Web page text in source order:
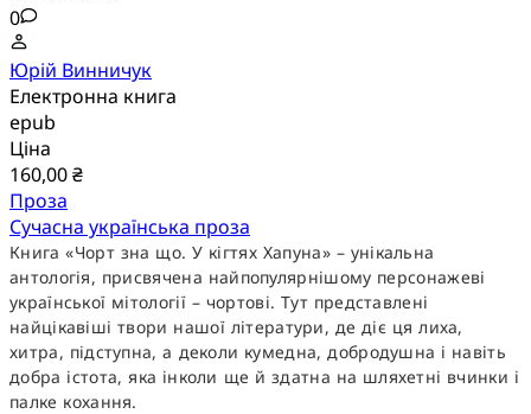
0
Юрій Винничук
Електронна книга
epub
Ціна
160,00 ₴
Проза
Сучасна українська проза
Книга «Чорт зна що. У кігтях Хапуна» – унікальна
антологія, присвячена найпопулярнішому персонажеві
української мітології – чортові. Тут представлені
найцікавіші твори нашої літератури, де діє ця лиха,
хитра, підступна, а деколи кумедна, добродушна і навіть
добра істота, яка інколи ще й здатна на шляхетні вчинки і
палке кохання.